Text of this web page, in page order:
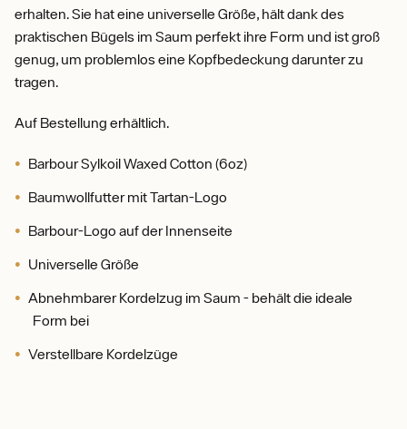
erhalten. Sie hat eine universelle Größe, hält dank des
praktischen Bügels im Saum perfekt ihre Form und ist groß
genug, um problemlos eine Kopfbedeckung darunter zu
tragen.
Auf Bestellung erhältlich.
Barbour Sylkoil Waxed Cotton (6oz)
Baumwollfutter mit Tartan-Logo
Barbour-Logo auf der Innenseite
Universelle Größe
Abnehmbarer Kordelzug im Saum - behält die ideale
Form bei
Verstellbare Kordelzüge